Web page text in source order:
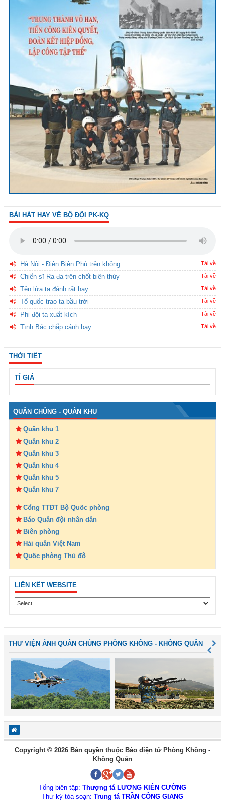
BÀI HÁT HAY VỀ BỘ ĐỘI PK-KQ
Hà Nội - Điện Biên Phủ trên không Tải về
Chiến sĩ Ra đa trên chốt biên thùy Tải về
Tên lửa ta đánh rất hay Tải về
Tổ quốc trao ta bầu trời Tải về
Phi đội ta xuất kích Tải về
Tình Bác chắp cánh bay Tải về
THỜI TIẾT
TỈ GIÁ
QUÂN CHỦNG - QUÂN KHU
Quân khu 1
Quân khu 2
Quân khu 3
Quân khu 4
Quân khu 5
Quân khu 7
Cổng TTĐT Bộ Quốc phòng
Báo Quân đội nhân dân
Biên phòng
Hải quân Việt Nam
Quốc phòng Thủ đô
LIÊN KẾT WEBSITE
THƯ VIỆN ẢNH QUÂN CHỦNG PHÒNG KHÔNG - KHÔNG QUÂN
Copyright © 2026 Bản quyền thuộc Báo điện tử Phòng Không -
Không Quân
Tổng biên tập: Thượng tá LƯƠNG KIÊN CƯỜNG
Thư ký tòa soạn: Trung tá TRẦN CÔNG GIANG